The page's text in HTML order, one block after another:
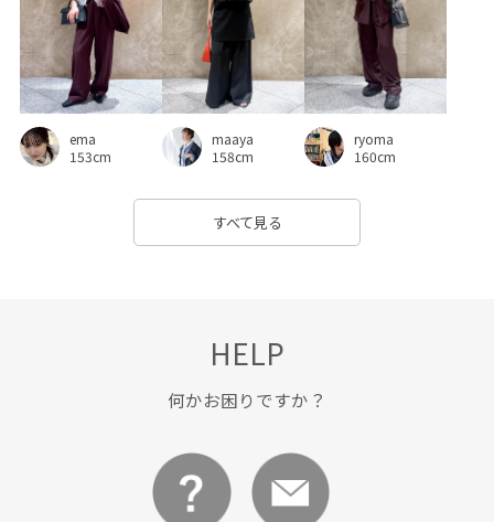
毛玉になりにくい 洗濯機で洗える 爽やか 甲高
疲れにくい 着心地が良い 程よいゆとり 華やか
薄手 衝撃吸収 軽くて柔らかい 透け感 長財布
限定カラー 靴下 高級感
ema
153cm
maaya
158cm
ryoma
160cm
すべて見る
HELP
何かお困りですか？